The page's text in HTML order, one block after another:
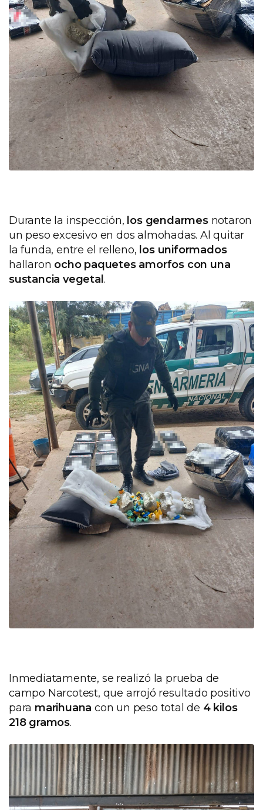
Durante la inspección, los gendarmesnotaron
un peso excesivo en dos almohadas. Al quitar
la funda, entre el relleno, los uniformados
hallaron ocho paquetes amorfos con una
sustancia vegetal.
Inmediatamente, se realizó la prueba de
campo Narcotest, que arrojó resultado positivo
para marihuana con un peso total de 4 kilos
218 gramos.